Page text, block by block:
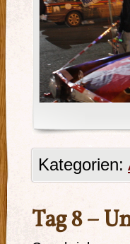
Kategorien:
Tag 8 –